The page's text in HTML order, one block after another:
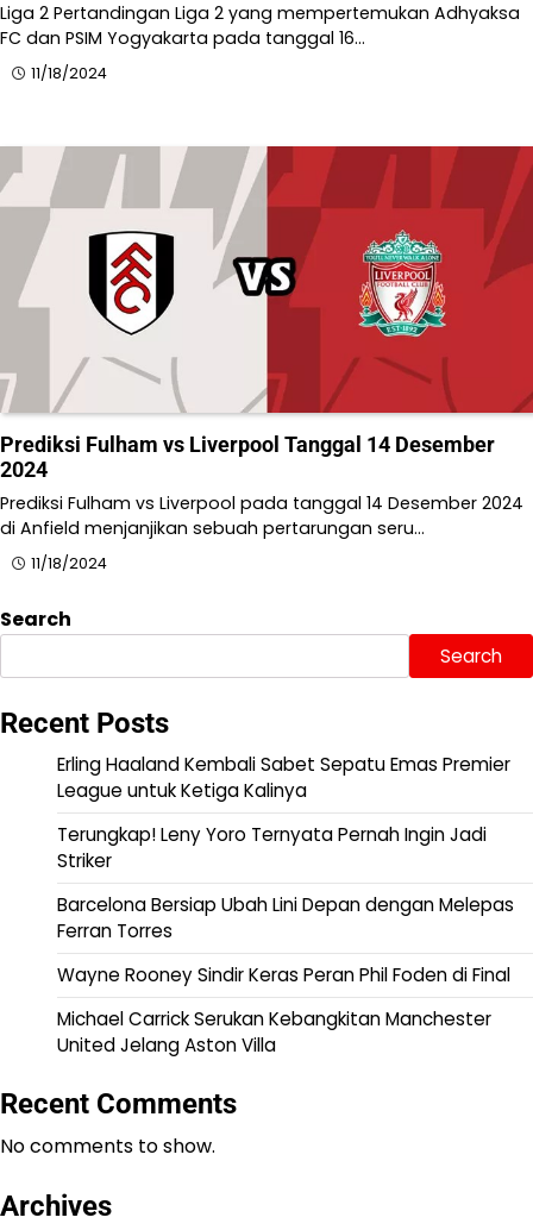
Liga 2 Pertandingan Liga 2 yang mempertemukan Adhyaksa
FC dan PSIM Yogyakarta pada tanggal 16…
11/18/2024
​Prediksi Fulham vs Liverpool Tanggal 14 Desember
2024
​Prediksi Fulham vs Liverpool pada tanggal 14 Desember 2024
di Anfield menjanjikan sebuah pertarungan seru…
11/18/2024
Search
Search
Recent Posts
Erling Haaland Kembali Sabet Sepatu Emas Premier
League untuk Ketiga Kalinya
Terungkap! Leny Yoro Ternyata Pernah Ingin Jadi
Striker
Barcelona Bersiap Ubah Lini Depan dengan Melepas
Ferran Torres
Wayne Rooney Sindir Keras Peran Phil Foden di Final
Michael Carrick Serukan Kebangkitan Manchester
United Jelang Aston Villa
Recent Comments
No comments to show.
Archives